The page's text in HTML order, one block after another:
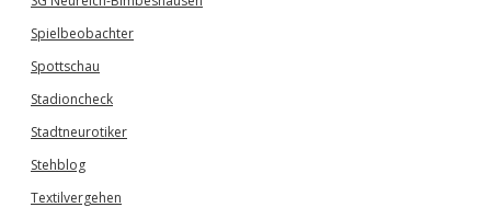
Spielbeobachter
Spottschau
Stadioncheck
Stadtneurotiker
Stehblog
Textilvergehen